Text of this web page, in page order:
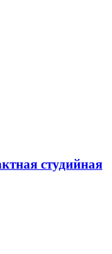
студийная